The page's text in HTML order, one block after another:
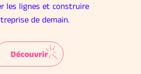
les lignes et construire
de demain.
Découvrir